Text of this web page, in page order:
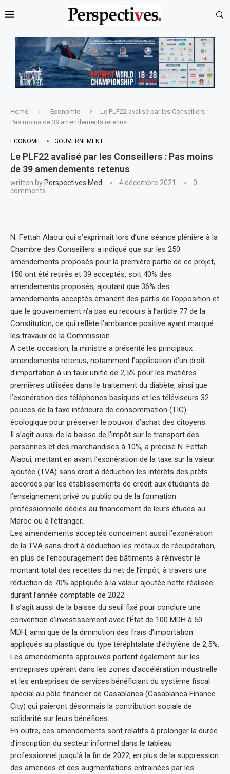
Home Economie
Le PLF22 avalisé par les Conseillers :
Pas moins de 39 amendements retenus
ECONOMIE GOUVERNEMENT
Le PLF22 avalisé par les Conseillers : Pas moins
de 39 amendements retenus
written by Perspectives Med 4 décembre 2021
0
comments
N. Fettah Alaoui qui s’exprimait lors d’une séance plénière à la
Chambre des Conseillers a indiqué que sur les 250
amendements proposés pour la première partie de ce projet,
150 ont été retirés et 39 acceptés, soit 40% des
amendements proposés, ajoutant que 36% des
amendements acceptés émanent des partis de l’opposition et
que le gouvernement n’a pas eu recours à l’article 77 de la
Constitution, ce qui reflète l’ambiance positive ayant marqué
les travaux de la Commission.
A cette occasion, la ministre a présenté les principaux
amendements retenus, notamment l’application d’un droit
d’importation à un taux unifié de 2,5% pour les matières
premières utilisées dans le traitement du diabète, ainsi que
l’exonération des téléphones basiques et les téléviseurs 32
pouces de la taxe intérieure de consommation (TIC)
écologique pour préserver le pouvoir d’achat des citoyens.
Il s’agit aussi de la baisse de l’impôt sur le transport des
personnes et des marchandises à 10%, a précisé N. Fettah
Alaoui, mettant en avant l’exonération de la taxe sur la valeur
ajoutée (TVA) sans droit à déduction les intérêts des prêts
accordés par les établissements de crédit aux étudiants de
l’enseignement privé ou public ou de la formation
professionnelle dédiés au financement de leurs études au
Maroc ou à l’étranger.
Les amendements acceptés concernent aussi l’exonération
de la TVA sans droit à déduction les métaux de récupération,
en plus de l’encouragement des bâtiments à réinvestir le
montant total des recettes du net de l’impôt, à travers une
réduction de 70% appliquée à la valeur ajoutée nette réalisée
durant l’année comptable de 2022.
Il s’agit aussi de la baisse du seuil fixé pour conclure une
convention d’investissement avec l’État de 100 MDH à 50
MDH, ainsi que de la diminution des frais d’importation
appliqués au plastique du type téréphtalate d’éthylène de 2,5%.
Les amendements approuvés portent également sur les
entreprises opérant dans les zones d’accélération industrielle
et les entreprises de services bénéficiant du système fiscal
spécial au pôle financier de Casablanca (Casablanca Finance
City) qui paieront désormais la contribution sociale de
solidarité sur leurs bénéfices.
En outre, ces amendements sont relatifs à prolonger la durée
d’inscription du secteur informel dans le tableau
professionnel jusqu’à la fin de 2022, en plus de la suppression
des amendes et des augmentations entrainées par les